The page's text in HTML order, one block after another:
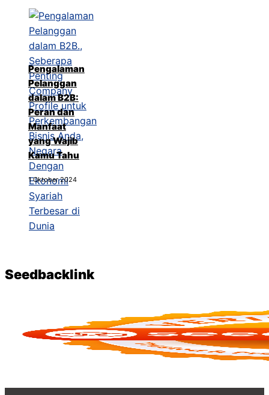
Pengalaman
Pelanggan
dalam B2B:
Peran dan
Manfaat
yang Wajib
Kamu Tahu
1 Oktober 2024
Seedbacklink